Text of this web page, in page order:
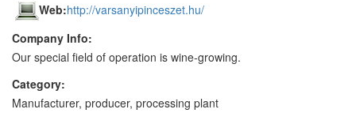
Web:http://varsanyipinceszet.hu/
Company Info:
Our special field of operation is wine-growing.
Category:
Manufacturer, producer, processing plant